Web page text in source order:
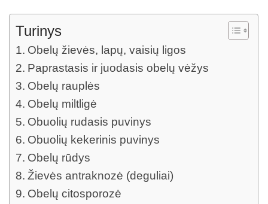
Turinys
Obelų žievės, lapų, vaisių ligos
Paprastasis ir juodasis obelų vėžys
Obelų rauplės
Obelų miltligė
Obuolių rudasis puvinys
Obuolių kekerinis puvinys
Obelų rūdys
Žievės antraknozė (deguliai)
Obelų citosporozė